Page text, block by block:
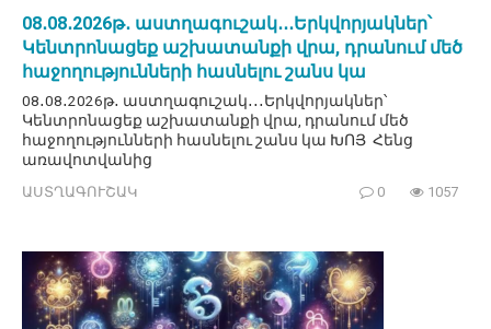
08․08․2026թ․ աստղագուշակ․․․Երկվորյակներ՝
Կենտրոնացեք աշխատանքի վրա, դրանում մեծ
հաջողությունների հասնելու շանս կա
08․08․2026թ․ աստղագուշակ․․․Երկվորյակներ՝
Կենտրոնացեք աշխատանքի վրա, դրանում մեծ
հաջողությունների հասնելու շանս կա ԽՈՅ Հենց
առավոտվանից
ԱՍՏՂԱԳՈՒՇԱԿ 0 1057